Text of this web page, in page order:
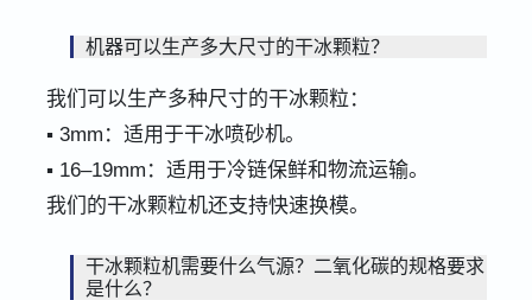
机器可以生产多大尺寸的干冰颗粒？
我们可以生产多种尺寸的干冰颗粒：
▪ 3mm：适用于干冰喷砂机。
▪ 16–19mm：适用于冷链保鲜和物流运输。
我们的干冰颗粒机还支持快速换模。
干冰颗粒机需要什么气源？二氧化碳的规格要求
是什么？